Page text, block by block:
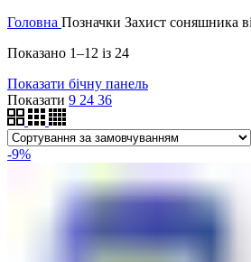
Головна Позначки Захист соняшника
Показано 1–12 із 24
Показати бічну панель
Показати 9 24 36
-9%